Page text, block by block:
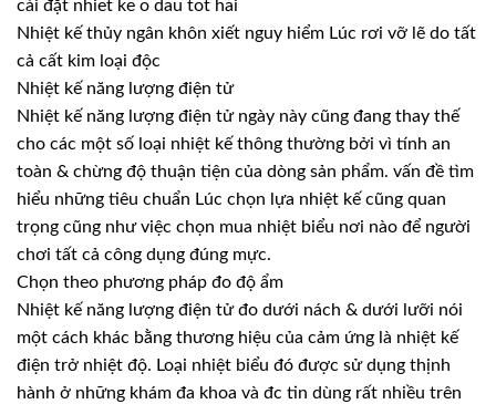
cài đặt nhiet ke o dau tot hai
Nhiệt kế thủy ngân khôn xiết nguy hiểm Lúc rơi vỡ lẽ do tất
cả cất kim loại độc
Nhiệt kế năng lượng điện tử
Nhiệt kế năng lượng điện tử ngày này cũng đang thay thế
cho các một số loại nhiệt kế thông thường bởi vì tính an
toàn & chừng độ thuận tiện của dòng sản phẩm. vấn đề tìm
hiểu những tiêu chuẩn Lúc chọn lựa nhiệt kế cũng quan
trọng cũng như việc chọn mua nhiệt biểu nơi nào để người
chơi tất cả công dụng đúng mực.
Chọn theo phương pháp đo độ ẩm
Nhiệt kế năng lượng điện tử đo dưới nách & dưới lưỡi nói
một cách khác bằng thương hiệu của cảm ứng là nhiệt kế
điện trở nhiệt độ. Loại nhiệt biểu đó được sử dụng thịnh
hành ở những khám đa khoa và đc tin dùng rất nhiều trên